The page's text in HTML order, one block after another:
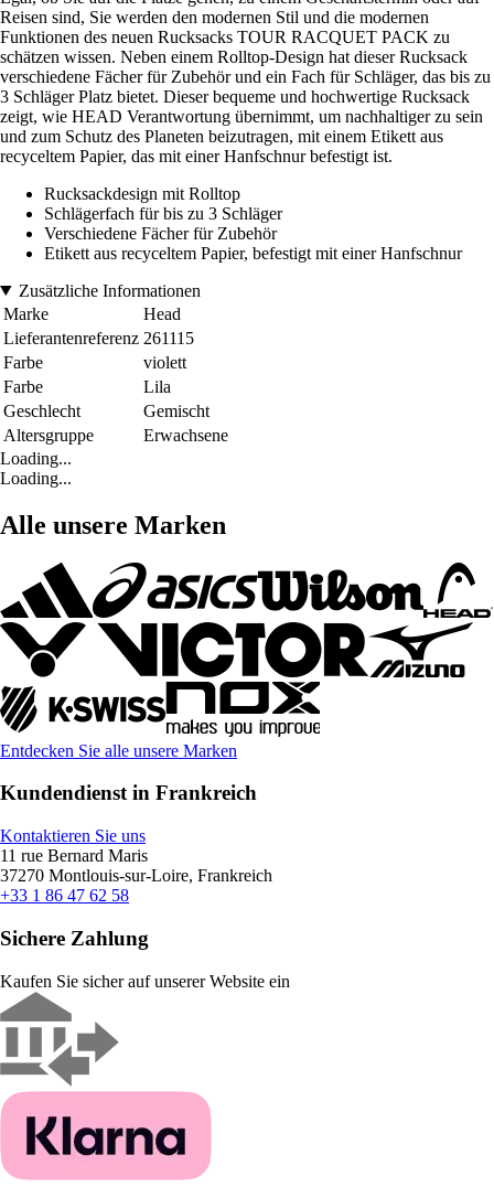
Reisen sind, Sie werden den modernen Stil und die modernen
Funktionen des neuen Rucksacks TOUR RACQUET PACK zu
schätzen wissen. Neben einem Rolltop-Design hat dieser Rucksack
verschiedene Fächer für Zubehör und ein Fach für Schläger, das bis zu
3 Schläger Platz bietet. Dieser bequeme und hochwertige Rucksack
zeigt, wie HEAD Verantwortung übernimmt, um nachhaltiger zu sein
und zum Schutz des Planeten beizutragen, mit einem Etikett aus
recyceltem Papier, das mit einer Hanfschnur befestigt ist.
Rucksackdesign mit Rolltop
Schlägerfach für bis zu 3 Schläger
Verschiedene Fächer für Zubehör
Etikett aus recyceltem Papier, befestigt mit einer Hanfschnur
Zusätzliche Informationen
Marke
Head
Lieferantenreferenz 261115
Farbe
violett
Farbe
Lila
Geschlecht
Gemischt
Altersgruppe
Erwachsene
Loading...
Loading...
Alle unsere Marken
Entdecken Sie alle unsere Marken
Kundendienst in Frankreich
Kontaktieren Sie uns
11 rue Bernard Maris
37270 Montlouis-sur-Loire, Frankreich
+33 1 86 47 62 58
Sichere Zahlung
Kaufen Sie sicher auf unserer Website ein